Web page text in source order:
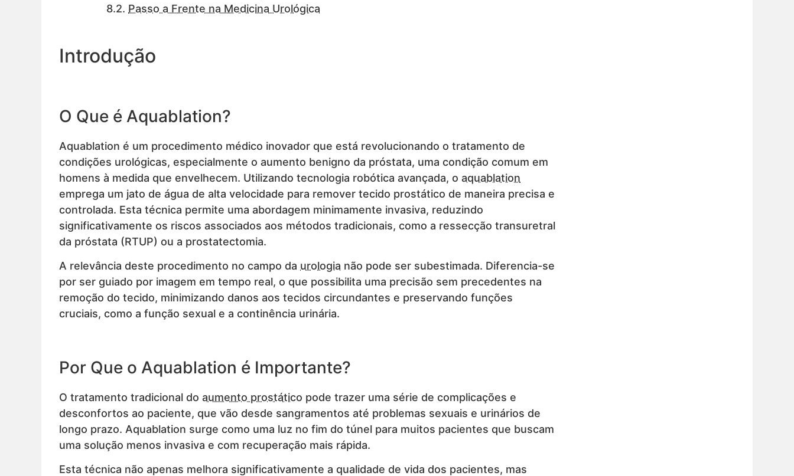
Passo a Frente na Medicina Urológica
Introdução
O Que é Aquablation?
Aquablation é um procedimento médico inovador que está revolucionando o tratamento de
condições urológicas, especialmente o aumento benigno da próstata, uma condição comum em
homens à medida que envelhecem. Utilizando tecnologia robótica avançada, o aquablation
emprega um jato de água de alta velocidade para remover tecido prostático de maneira precisa e
controlada. Esta técnica permite uma abordagem minimamente invasiva, reduzindo
significativamente os riscos associados aos métodos tradicionais, como a ressecção transuretral
da próstata (RTUP) ou a prostatectomia.
A relevância deste procedimento no campo da urologia não pode ser subestimada. Diferencia-se
por ser guiado por imagem em tempo real, o que possibilita uma precisão sem precedentes na
remoção do tecido, minimizando danos aos tecidos circundantes e preservando funções
cruciais, como a função sexual e a continência urinária.
Por Que o Aquablation é Importante?
O tratamento tradicional do aumento prostático pode trazer uma série de complicações e
desconfortos ao paciente, que vão desde sangramentos até problemas sexuais e urinários de
longo prazo. Aquablation surge como uma luz no fim do túnel para muitos pacientes que buscam
uma solução menos invasiva e com recuperação mais rápida.
Esta técnica não apenas melhora significativamente a qualidade de vida dos pacientes, mas